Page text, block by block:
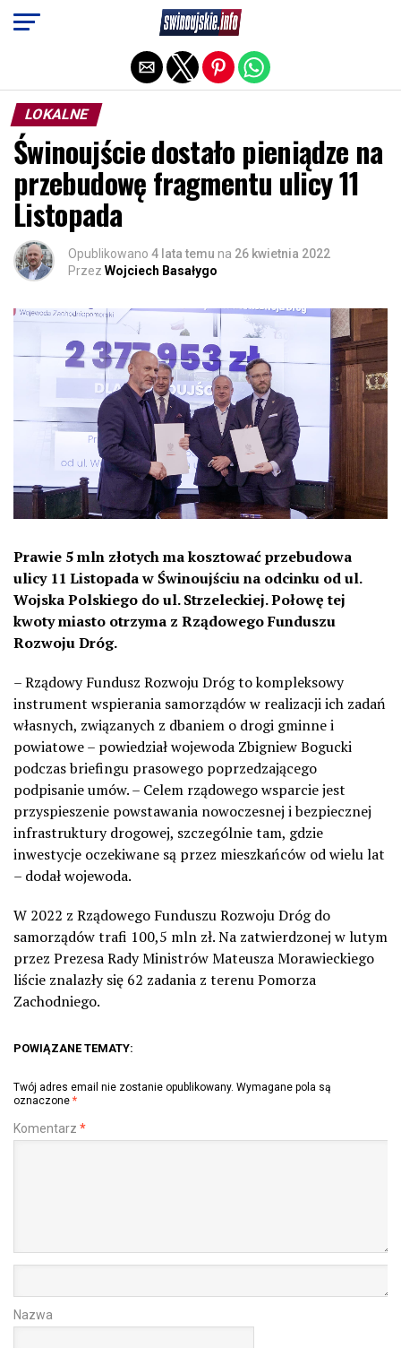
LOKALNE
Świnoujście dostało pieniądze na
przebudowę fragmentu ulicy 11
Listopada
Opublikowano 4 lata temu na 26 kwietnia 2022
Przez Wojciech Basałygo
Prawie 5 mln złotych ma kosztować przebudowa
ulicy 11 Listopada w Świnoujściu na odcinku od ul.
Wojska Polskiego do ul. Strzeleckiej. Połowę tej
kwoty miasto otrzyma z Rządowego Funduszu
Rozwoju Dróg.
– Rządowy Fundusz Rozwoju Dróg to kompleksowy
instrument wspierania samorządów w realizacji ich zadań
własnych, związanych z dbaniem o drogi gminne i
powiatowe – powiedział wojewoda Zbigniew Bogucki
podczas briefingu prasowego poprzedzającego
podpisanie umów. – Celem rządowego wsparcie jest
przyspieszenie powstawania nowoczesnej i bezpiecznej
infrastruktury drogowej, szczególnie tam, gdzie
inwestycje oczekiwane są przez mieszkańców od wielu lat
– dodał wojewoda.
W 2022 z Rządowego Funduszu Rozwoju Dróg do
samorządów trafi 100,5 mln zł. Na zatwierdzonej w lutym
przez Prezesa Rady Ministrów Mateusza Morawieckiego
liście znalazły się 62 zadania z terenu Pomorza
Zachodniego.
POWIĄZANE TEMATY:
Twój adres email nie zostanie opublikowany. Wymagane pola są
oznaczone *
Komentarz *
Nazwa
Exit mobile version